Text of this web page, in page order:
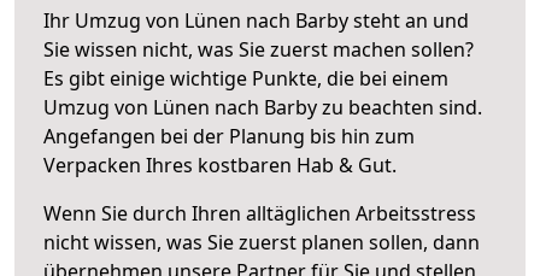
Ihr Umzug von Lünen nach Barby steht an und
Sie wissen nicht, was Sie zuerst machen sollen?
Es gibt einige wichtige Punkte, die bei einem
Umzug von Lünen nach Barby zu beachten sind.
Angefangen bei der Planung bis hin zum
Verpacken Ihres kostbaren Hab & Gut.
Wenn Sie durch Ihren alltäglichen Arbeitsstress
nicht wissen, was Sie zuerst planen sollen, dann